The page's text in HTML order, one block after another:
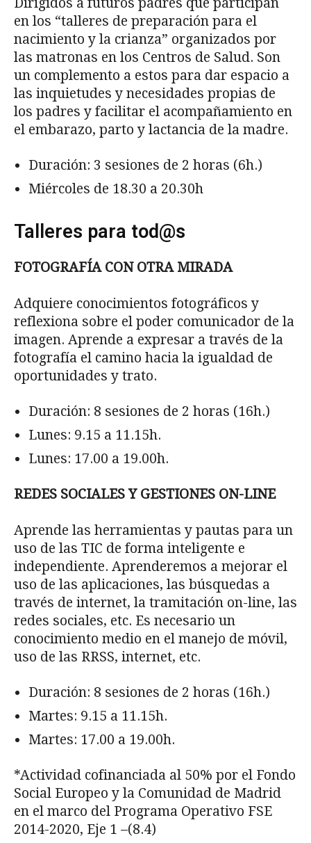
en los “talleres de preparación para el
nacimiento y la crianza” organizados por
las matronas en los Centros de Salud. Son
un complemento a estos para dar espacio a
las inquietudes y necesidades propias de
los padres y facilitar el acompañamiento en
el embarazo, parto y lactancia de la madre.
Duración: 3 sesiones de 2 horas (6h.)
Miércoles de 18.30 a 20.30h
Talleres para tod@s
FOTOGRAFÍA CON OTRA MIRADA
Adquiere conocimientos fotográficos y
reflexiona sobre el poder comunicador de la
imagen. Aprende a expresar a través de la
fotografía el camino hacia la igualdad de
oportunidades y trato.
Duración: 8 sesiones de 2 horas (16h.)
Lunes: 9.15 a 11.15h.
Lunes: 17.00 a 19.00h.
REDES SOCIALES Y GESTIONES ON-LINE
Aprende las herramientas y pautas para un
uso de las TIC de forma inteligente e
independiente. Aprenderemos a mejorar el
uso de las aplicaciones, las búsquedas a
través de internet, la tramitación on-line, las
redes sociales, etc. Es necesario un
conocimiento medio en el manejo de móvil,
uso de las RRSS, internet, etc.
Duración: 8 sesiones de 2 horas (16h.)
Martes: 9.15 a 11.15h.
Martes: 17.00 a 19.00h.
*Actividad cofinanciada al 50% por el Fondo
Social Europeo y la Comunidad de Madrid
en el marco del Programa Operativo FSE
2014-2020, Eje 1 –(8.4)